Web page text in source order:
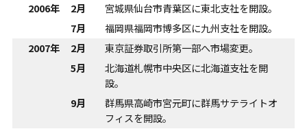
2006年
2月
宮城県仙台市青葉区に東北支社を開設。
7月
福岡県福岡市博多区に九州支社を開設。
2007年
2月
東京証券取引所第一部へ市場変更。
5月
北海道札幌市中央区に北海道支社を開
設。
9月
群馬県高崎市宮元町に群馬サテライトオ
フィスを開設。